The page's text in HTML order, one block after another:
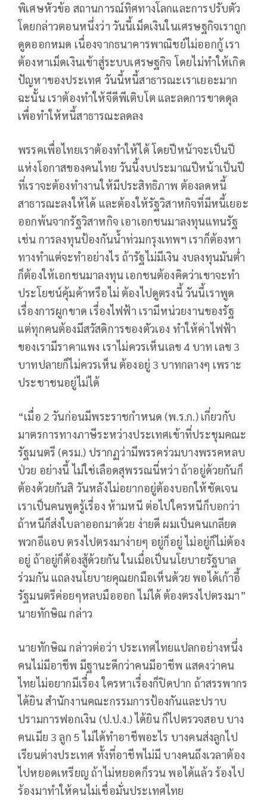
พิเศษหัวข้อ สถานการณ์ทิศทางโลกและการปรับตัว
โดยกล่าวตอนหนึ่งว่า วันนี้เม็ดเงินในเศรษฐกิจเราถูก
ดูดออกหมด เนื่องจากธนาคารพาณิชย์ไม่ออกกู้ เรา
ต้องหาเม็ดเงินเข้าสู่ระบบเศรษฐกิจ โดยไม่ทำให้เกิด
ปัญหาของประเทศ วันนี้หนี้สาธารณะเราเยอะมาก
ฉะนั้น เราต้องทำให้จีดีพีเติบโต และลดการขาดดุล
เพื่อทำให้หนี้สาธารณะลดลง
พรรคเพื่อไทยเราต้องทำให้ได้ โดยปีหน้าจะเป็นปี
แห่งโอกาสของคนไทย วันนี้งบประมาณปีหน้าเป็นปี
ที่เราจะต้องทำงานให้มีประสิทธิภาพ ต้องลดหนี้
สาธารณะลงให้ได้ และต้องให้รัฐวิสาหกิจที่มีหนี้เยอะ
ออกพ้นจากรัฐวิสาหกิจ เอาเอกชนมาลงทุนแทนรัฐ
เช่น การลงทุนป้องกันน้ำท่วมกรุงเทพฯ เราก็ต้องหา
ทางทำแต่จะทำอย่างไร ถ้ารัฐไม่มีเงิน งบลงทุนมันต่ำ
ก็ต้องให้เอกชนมาลงทุน เอกชนต้องคิดว่าเขาจะทำ
ประโยชน์คุ้มค้าหรือไม่ ต้องไปดูตรงนี้ วันนี้เราพูด
เรื่องการผูกขาด เรื่องไฟฟ้า เรามีหน่วยงานของรัฐ
แต่ทุกคนต้องมีสวัสดิการของตัวเอง ทำให้ค่าไฟฟ้า
ของเรามีราคาแพง เราไม่ควรเห็นเลข 4 บาท เลข 3
บาทปลายก็ไม่ควรเห็น ต้องอยู่ 3 บาทกลางๆ เพราะ
ประชาชนอยู่ไม่ได้
“เมื่อ 2 วันก่อนมีพระราชกำหนด (พ.ร.ก.) เกี่ยวกับ
มาตรการทางภาษีระหว่างประเทศเข้าที่ประชุมคณะ
รัฐมนตรี (ครม.) ปรากฏว่ามีพรรคร่วมบางพรรคหลบ
ป่วย อย่างนี้ ไม่ใช่เลือดสุพรรณนี่หว่า ถ้าอยู่ด้วยกันก็
ต้องด้วยกันสิ วันหลังไม่อยากอยู่ต้องบอกให้ชัดเจน
เราเป็นคนพูดรู้เรื่อง ห้ามหนี ต่อไปใครหนีก็บอกว่า
ถ้าหนีก็ส่งใบลาออกมาด้วย ง่ายดี ผมเป็นคนเกลียด
พวกอีแอบ ตรงไปตรงมาง่ายๆ อยู่ก็อยู่ ไม่อยู่ก็ไม่ต้อง
อยู่ ถ้าอยู่ก็ต้องสู้ด้วยกัน ในเมื่อเป็นนโยบายรัฐบาล
ร่วมกัน แถลงนโยบายคุณยกมือเห็นด้วย พอได้เก้าอี้
รัฐมนตรีค่อยๆหลบมือออก ไม่ได้ ต้องตรงไปตรงมา”
นายทักษิณ กล่าว
นายทักษิณ กล่าวต่อว่า ประเทศไทยแปลกอย่างหนึ่ง
คนไม่มีอาชีพ มีฐานะดีกว่าคนมีอาชีพ แสดงว่าคน
ไทยไม่อยากมีเรื่อง ใครหาเรื่องก็ปิดปาก ถ้าสรรพากร
ได้ยิน สำนักงานคณะกรรมการป้องกันและปราบ
ปรามการฟอกเงิน (ป.ป.ง.) ได้ยิน ก็ไปตรวจสอบ บาง
คนเมีย 3 ลูก 5 ไม่ได้ทำอาชีพอะไร บางคนส่งลูกไป
เรียนต่างประเทศ ทั้งที่อาชีพไม่มี บางคนถึงเวลาต้อง
ไปหยอดเหรียญ ถ้าไม่หยอดก็รวน พอได้แล้ว ร้องไป
ร้องมาทำให้คนไม่เชื่อมั่นประเทศไทย